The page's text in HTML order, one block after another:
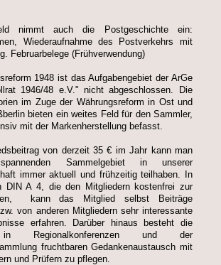
nimmt auch die Postgeschichte ein:
Wiederaufnahme des Postverkehrs mit
Februarbelege (Frühverwendung)
1948 ist das Aufgabengebiet der ArGe
1946/48 e.V." nicht abgeschlossen. Die
im Zuge der Währungsreform in Ost und
bieten ein weites Feld für den Sammler,
mit der Markenherstellung befasst.
von derzeit 35 € im Jahr kann man
Sammelgebiet in unserer
immer aktuell und frühzeitig teilhaben. In
DIN A 4, die den Mitgliedern kostenfrei zur
kann das Mitglied selbst Beiträge
von anderen Mitgliedern sehr interessante
erfahren. Darüber hinaus besteht die
in Regionalkonferenzen und der
fruchtbaren Gedankenaustausch mit
und Prüfern zu pflegen.